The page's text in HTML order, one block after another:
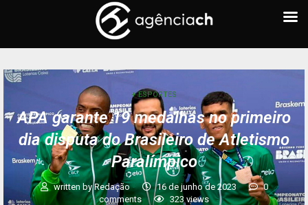
+ ESPORTES
APA garante 19 medalhas no primeiro
dia disputa do Brasileiro de Atletismo
Paralímpico
written byRedação 16 de junho de 2023
0
comments
323views